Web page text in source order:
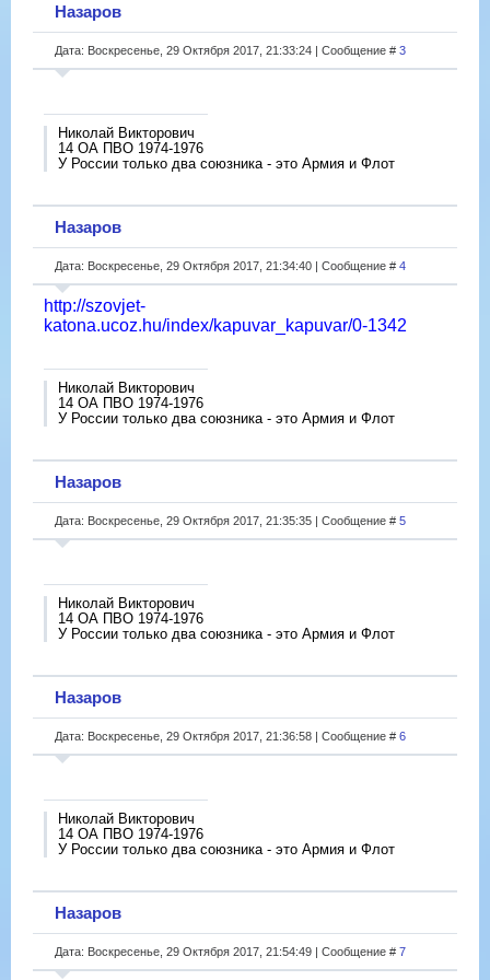
Назаров
Дата: Воскресенье, 29 Октября 2017, 21:33:24 | Сообщение # 3
Николай Викторович
14 ОА ПВО 1974-1976
У России только два союзника - это Армия и Флот
Назаров
Дата: Воскресенье, 29 Октября 2017, 21:34:40 | Сообщение # 4
http://szovjet-
katona.ucoz.hu/index/kapuvar_kapuvar/0-1342
Николай Викторович
14 ОА ПВО 1974-1976
У России только два союзника - это Армия и Флот
Назаров
Дата: Воскресенье, 29 Октября 2017, 21:35:35 | Сообщение # 5
Николай Викторович
14 ОА ПВО 1974-1976
У России только два союзника - это Армия и Флот
Назаров
Дата: Воскресенье, 29 Октября 2017, 21:36:58 | Сообщение # 6
Николай Викторович
14 ОА ПВО 1974-1976
У России только два союзника - это Армия и Флот
Назаров
Дата: Воскресенье, 29 Октября 2017, 21:54:49 | Сообщение # 7